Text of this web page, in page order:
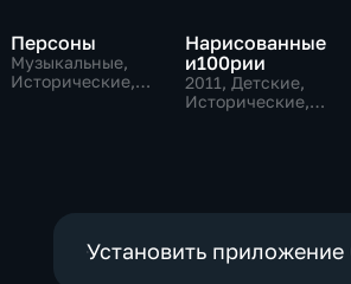
Персоны
Музыкальные,
Исторические,
Нарисованные
и100рии
2011, Детские,
Исторические,
Установить